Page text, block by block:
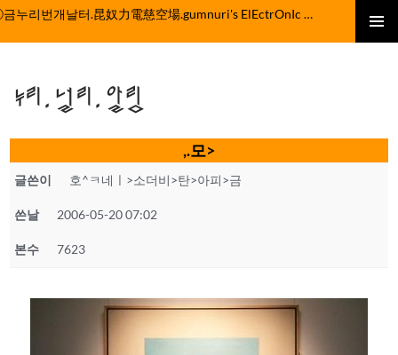
컨
뛰
기
ⓒ금누리번개날터.昆奴力電慈空場.gumnuri's ElEctrOnIc fActOrY
누리.널리.알림
,.모>
글쓴이 호^ㅋ네ㅣ>소더비>탄>아피>금
쓴날 2006-05-20 07:02
본수 7623